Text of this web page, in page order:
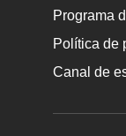
Programa
Política de
Canal de